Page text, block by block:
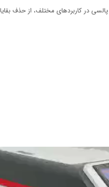
در کاربردهای مختلف، از حذف